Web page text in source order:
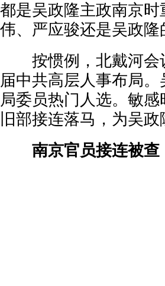
都是吴政隆主政南京
伟、严应骏还是吴政隆
按惯例，北戴河会
届中共高层人事布局
局委员热门人选。敏
旧部接连落马，为吴
南京官员接连被查